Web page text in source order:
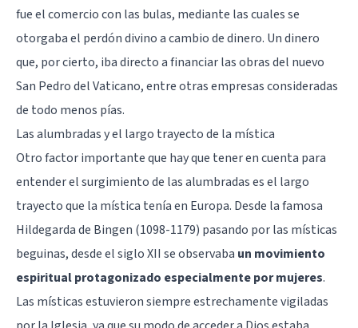
fue el comercio con las bulas, mediante las cuales se
otorgaba el perdón divino a cambio de dinero. Un dinero
que, por cierto, iba directo a financiar las obras del nuevo
San Pedro del Vaticano, entre otras empresas consideradas
de todo menos pías.
Las alumbradas y el largo trayecto de la mística
Otro factor importante que hay que tener en cuenta para
entender el surgimiento de las alumbradas es el largo
trayecto que la mística tenía en Europa. Desde la famosa
Hildegarda de Bingen (1098-1179) pasando por las místicas
beguinas, desde el siglo XII se observaba un movimiento
espiritual protagonizado especialmente por mujeres.
Las místicas estuvieron siempre estrechamente vigiladas